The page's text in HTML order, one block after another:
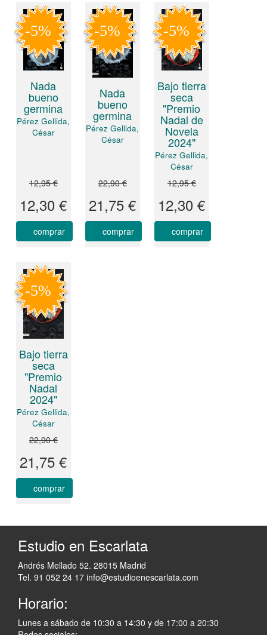
Nada
bueno
germina
Pérez Gellida,
César
12,95 €
12,30 €
comprar
Nada
bueno
germina
Pérez Gellida,
César
22,90 €
21,75 €
comprar
Bajo tierra
seca
"Premio
Nadal de
Novela
2024"
Pérez Gellida,
César
12,95 €
12,30 €
comprar
Bajo tierra
seca
"Premio
Nadal
2024"
Pérez Gellida,
César
22,90 €
21,75 €
comprar
Estudio en Escarlata
Andrés Mellado 52. 28015 Madrid
Tel. 91 052 24 17 info@estudioenescarlata.com
Horario:
Lunes a sábado de 10:30 a 14:30 y de 17:00 a 20:30